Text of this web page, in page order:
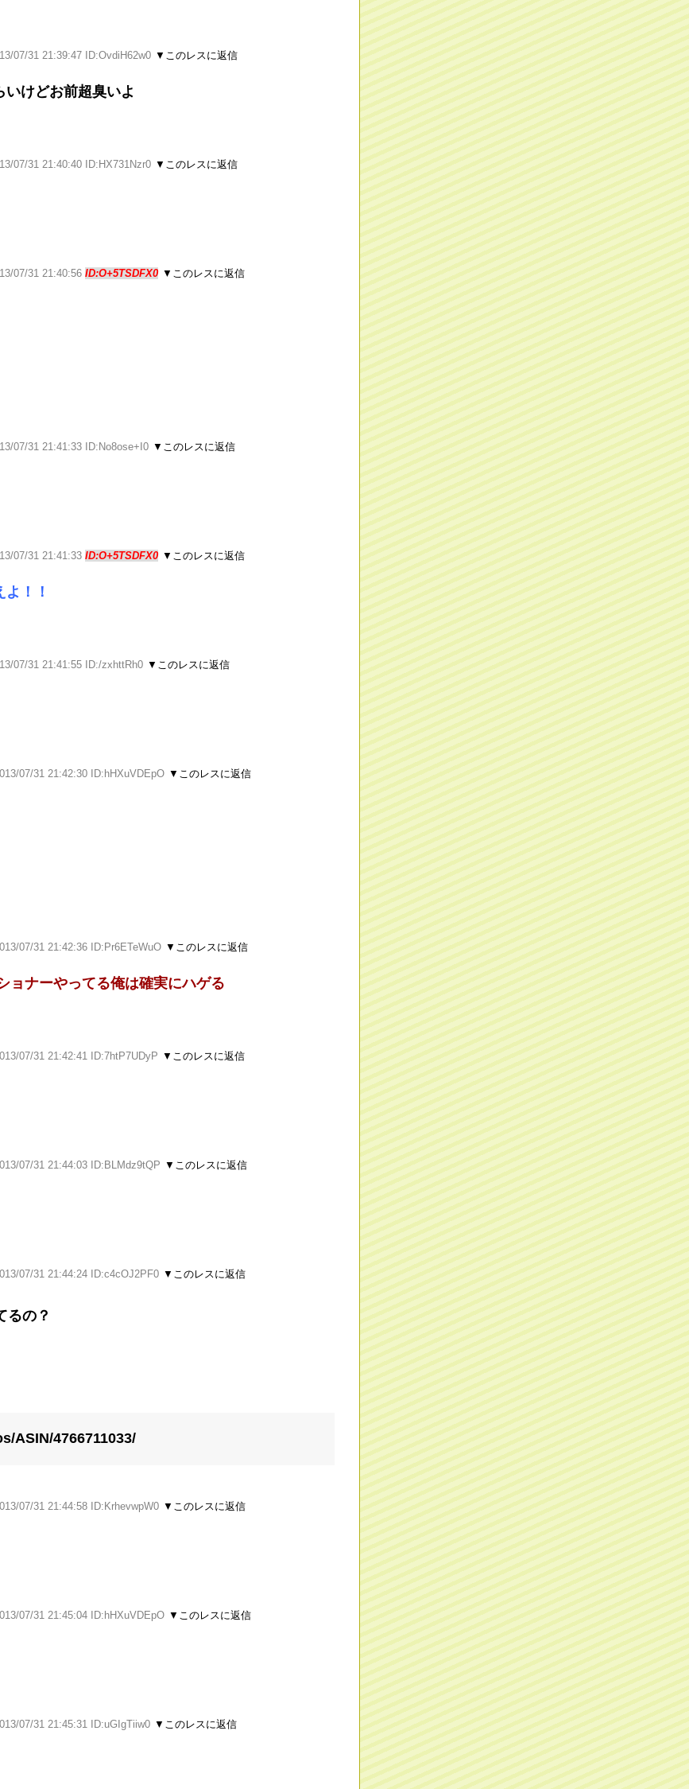
07/31 21:39:47 ID:OvdiH62w0 ▼このレスに返信
けどお前超臭いよ
07/31 21:40:40 ID:HX731Nzr0 ▼このレスに返信
07/31 21:40:56 ID:O+5TSDFX0 ▼このレスに返信
07/31 21:41:33 ID:No8ose+I0 ▼このレスに返信
07/31 21:41:33 ID:O+5TSDFX0 ▼このレスに返信
！！
07/31 21:41:55 ID:/zxhttRh0 ▼このレスに返信
07/31 21:42:30 ID:hHXuVDEpO ▼このレスに返信
07/31 21:42:36 ID:Pr6ETeWuO ▼このレスに返信
ョナーやってる俺は確実にハゲる
07/31 21:42:41 ID:7htP7UDyP ▼このレスに返信
07/31 21:44:03 ID:BLMdz9tQP ▼このレスに返信
07/31 21:44:24 ID:c4cOJ2PF0 ▼このレスに返信
るの？
ASIN/4766711033/
07/31 21:44:58 ID:KrhevwpW0 ▼このレスに返信
07/31 21:45:04 ID:hHXuVDEpO ▼このレスに返信
07/31 21:45:31 ID:uGIgTiiw0 ▼このレスに返信